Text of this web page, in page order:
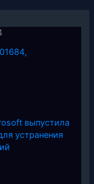
выпустила
устранения